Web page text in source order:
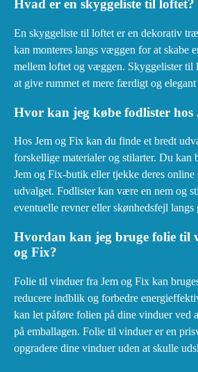
Hvad er en skyggeliste til loftet?
En skyggeliste til loftet er en dekorativ
kan monteres langs væggen for at skabe
mellem loftet og væggen. Skyggelister til
at give rummet et mere færdigt og elegant
Hvor kan jeg købe fodlister hos
Hos Jem og Fix kan du finde et bredt
forskellige materialer og stilarter. Du kan
Jem og Fix-butik eller tjekke deres online
udvalget. Fodlister kan være en nem og
eventuelle revner eller skønhedsfejl langs
Hvordan kan jeg bruge folie til
og Fix?
Folie til vinduer fra Jem og Fix kan
reducere indblik og forbedre
kan let påføre folien på dine vinduer ved
på emballagen. Folie til vinduer er en
opgradere dine vinduer uden at skulle